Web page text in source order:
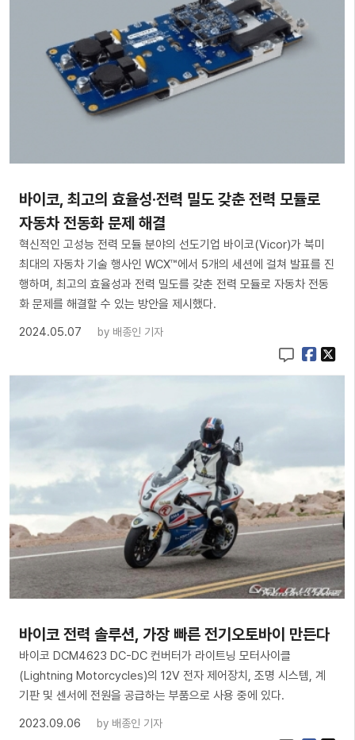
바이코, 최고의 효율성·전력 밀도 갖춘 전력 모듈로
자동차 전동화 문제 해결
혁신적인 고성능 전력 모듈 분야의 선도기업 바이코(Vicor)가 북미
최대의 자동차 기술 행사인 WCX™에서 5개의 세션에 걸쳐 발표를 진
행하며, 최고의 효율성과 전력 밀도를 갖춘 전력 모듈로 자동차 전동
화 문제를 해결할 수 있는 방안을 제시했다.
2024.05.07
by 배종인 기자
바이코 전력 솔루션, 가장 빠른 전기오토바이 만든다
바이코 DCM4623 DC-DC 컨버터가 라이트닝 모터사이클
(Lightning Motorcycles)의 12V 전자 제어장치, 조명 시스템, 계
기판 및 센서에 전원을 공급하는 부품으로 사용 중에 있다.
2023.09.06
by 배종인 기자